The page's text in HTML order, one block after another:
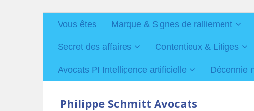
Vous êtes Marque & Signes de ralliement
Secret des affaires Contentieux & Litiges
Avocats PI Intelligence artificielle Décennie
Philippe Schmitt Avocats